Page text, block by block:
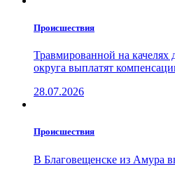
Проиcшествия
Травмированной на качелях
округа выплатят
28.07.2026
Проиcшествия
В Благовещенске из Амура